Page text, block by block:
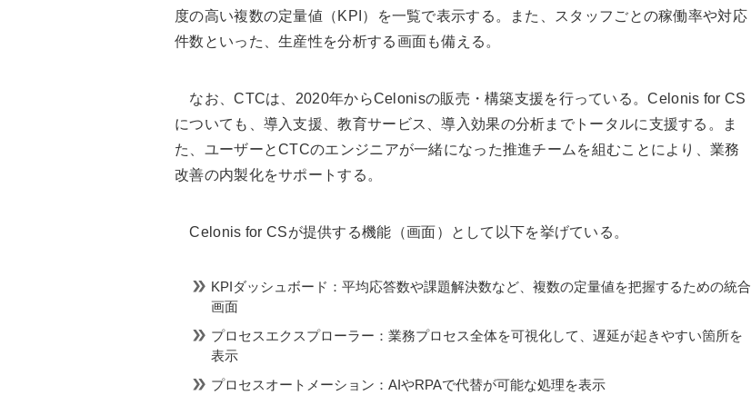
度の高い複数の定量値（KPI）を一覧で表示する。また、スタッフごとの稼働率や対応
件数といった、生産性を分析する画面も備える。
なお、CTCは、2020年からCelonisの販売・構築支援を行っている。Celonis for CS
についても、導入支援、教育サービス、導入効果の分析までトータルに支援する。ま
た、ユーザーとCTCのエンジニアが一緒になった推進チームを組むことにより、業務
改善の内製化をサポートする。
Celonis for CSが提供する機能（画面）として以下を挙げている。
KPIダッシュボード：平均応答数や課題解決数など、複数の定量値を把握するための統合
画面
プロセスエクスプローラー：業務プロセス全体を可視化して、遅延が起きやすい箇所を
表示
プロセスオートメーション：AIやRPAで代替が可能な処理を表示